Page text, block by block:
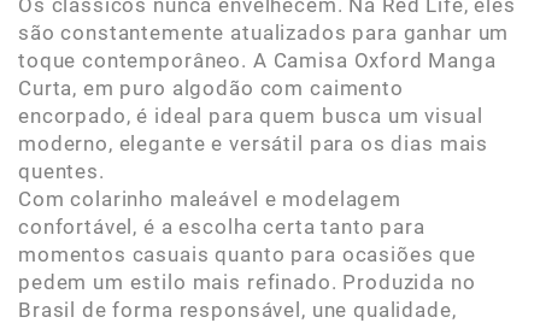
são constantemente atualizados para ganhar um
toque contemporâneo. A Camisa Oxford Manga
Curta, em puro algodão com caimento
encorpado, é ideal para quem busca um visual
moderno, elegante e versátil para os dias mais
quentes.
Com colarinho maleável e modelagem
confortável, é a escolha certa tanto para
momentos casuais quanto para ocasiões que
pedem um estilo mais refinado. Produzida no
Brasil de forma responsável, une qualidade,